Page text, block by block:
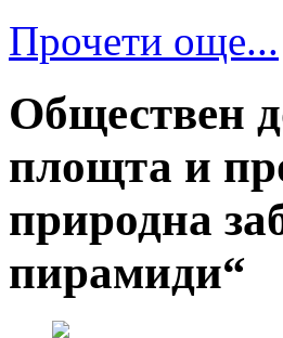
Прочети още...
Обществен
площта и
природна
пирамиди“